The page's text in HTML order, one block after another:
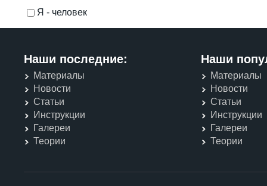
Я - человек
Наши последние:
Материалы
Новости
Статьи
Инструкции
Галереи
Теории
Наши
Материалы
Новости
Статьи
Инструкции
Галереи
Теории